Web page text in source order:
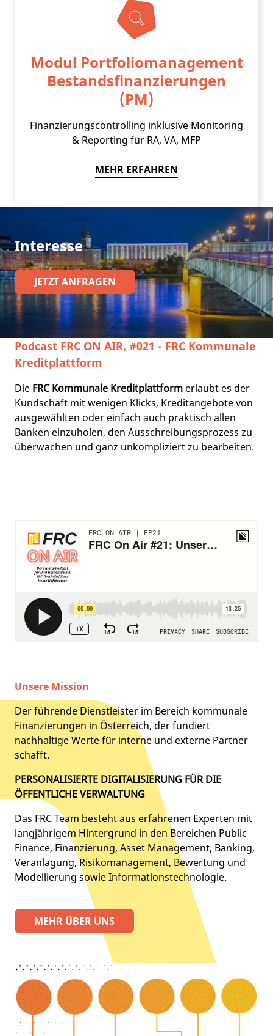
Modul Portfoliomanagement
Bestandsfinanzierungen
(PM)
Finanzierungscontrolling inklusive Monitoring
& Reporting für RA, VA, MFP
MEHR ERFAHREN
Interesse
JETZT ANFRAGEN
Podcast FRC ON AIR, #021 - FRC Kommunale
Kreditplattform
Die FRC Kommunale Kreditplattform erlaubt es der
Kundschaft mit wenigen Klicks, Kreditangebote von
ausgewählten oder einfach auch praktisch allen
Banken einzuholen, den Ausschreibungsprozess zu
überwachen und ganz unkompliziert zu bearbeiten.
Unsere Mission
Der führende Dienstleister im Bereich kommunale
Finanzierungen in Österreich, der fundiert
nachhaltige Werte für interne und externe Partner
schafft.
PERSONALISIERTE DIGITALISIERUNG FÜR DIE
ÖFFENTLICHE VERWALTUNG
Das FRC Team besteht aus erfahrenen Experten mit
langjährigem Hintergrund in den Bereichen Public
Finance, Finanzierung, Asset Management, Banking,
Veranlagung, Risikomanagement, Bewertung und
Modellierung sowie Informationstechnologie.
MEHR ÜBER UNS